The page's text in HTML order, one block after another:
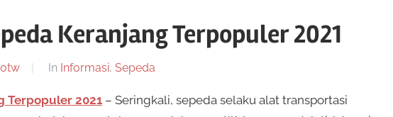
Keranjang Terpopuler 2021
In Informasi, Sepeda
Terpopuler 2021 – Seringkali, sepeda selaku alat transportasi